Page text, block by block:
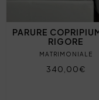
PARURE
RIGORE
MATRIMONIALE
340,00€